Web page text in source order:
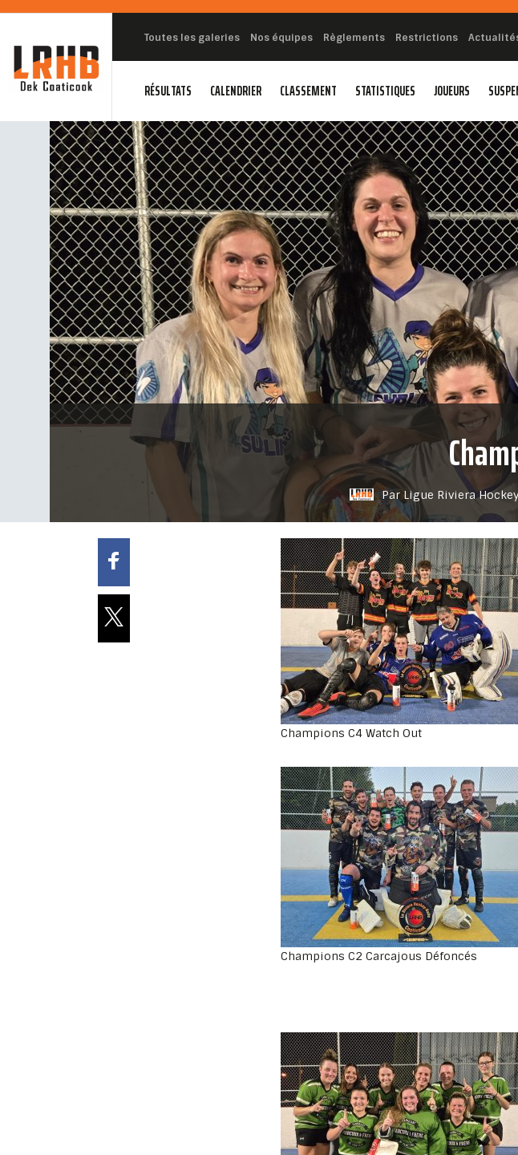
Toutes les galeries Nos équipes Règlements Restrictions
RÉSULTATS CALENDRIER CLASSEMENT STATISTIQUES JOUEURS
Par Ligue Riviera
Champions C4 Watch Out
Champions C2 Carcajous Défoncés